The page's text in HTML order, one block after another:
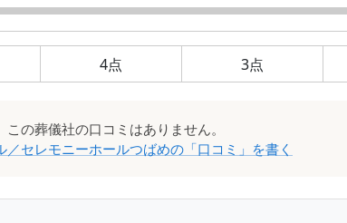
4点 3点
この葬儀社の口コミはありません。
／セレモニーホールつばめの「口コミ」を書く